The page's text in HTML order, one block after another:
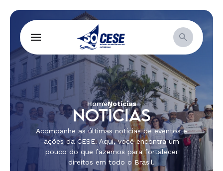
HomeNotícias
NOTÍCIAS
Acompanhe as últimas notícias de eventos e
ações da CESE. Aqui, você encontra um
pouco do que fazemos para fortalecer
direitos em todo o Brasil.